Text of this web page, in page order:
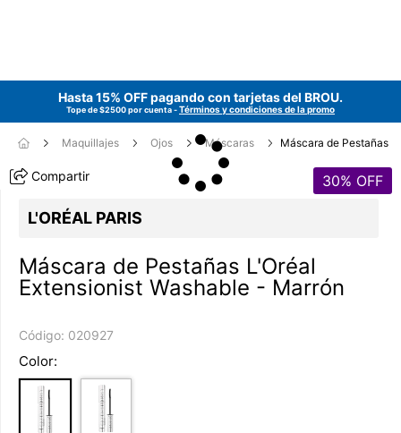
Hasta 15% OFF pagando con tarjetas del BROU.
Tope de $2500 por cuenta -Términos y condiciones de la promo
Maquillajes Ojos Máscaras Máscara de Pestañas
Compartir 30% OFF
L'ORÉAL PARIS
Máscara de Pestañas L'Oréal
Extensionist Washable - Marrón
Código: 020927
Color: